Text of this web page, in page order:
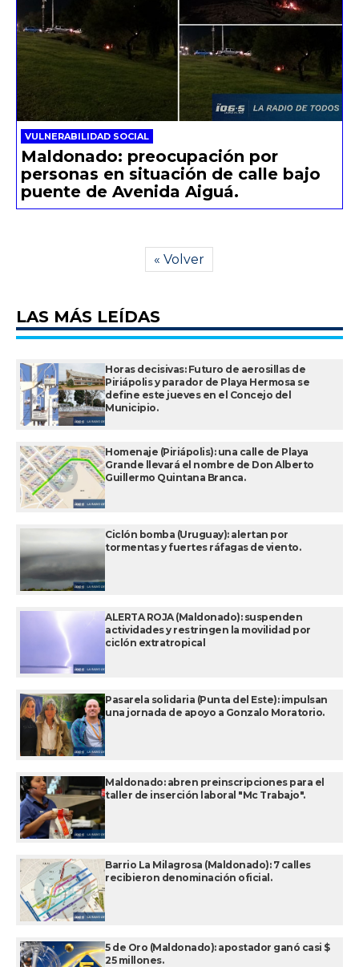
VULNERABILIDAD SOCIAL
Maldonado: preocupación por
personas en situación de calle bajo
puente de Avenida Aiguá.
« Volver
LAS MÁS LEÍDAS
Horas decisivas: Futuro de aerosillas de
Piriápolis y parador de Playa Hermosa se
define este jueves en el Concejo del
Municipio.
Homenaje (Piriápolis): una calle de Playa
Grande llevará el nombre de Don Alberto
Guillermo Quintana Branca.
Ciclón bomba (Uruguay): alertan por
tormentas y fuertes ráfagas de viento.
ALERTA ROJA (Maldonado): suspenden
actividades y restringen la movilidad por
ciclón extratropical
Pasarela solidaria (Punta del Este): impulsan
una jornada de apoyo a Gonzalo Moratorio.
Maldonado: abren preinscripciones para el
taller de inserción laboral "Mc Trabajo".
Barrio La Milagrosa (Maldonado): 7 calles
recibieron denominación oficial.
5 de Oro (Maldonado): apostador ganó casi $
25 millones.